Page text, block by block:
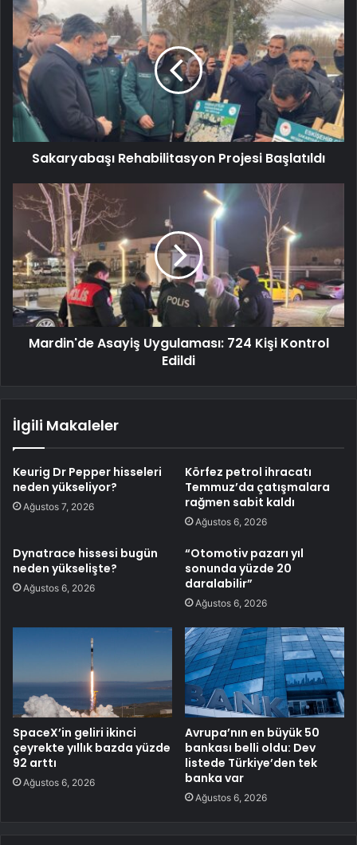
Sakaryabaşı Rehabilitasyon Projesi Başlatıldı
Mardin'de Asayiş Uygulaması: 724 Kişi Kontrol
Edildi
İlgili Makaleler
Keurig Dr Pepper hisseleri
neden yükseliyor?
Ağustos 7, 2026
Körfez petrol ihracatı
Temmuz’da çatışmalara
rağmen sabit kaldı
Ağustos 6, 2026
Dynatrace hissesi bugün
neden yükselişte?
Ağustos 6, 2026
“Otomotiv pazarı yıl
sonunda yüzde 20
daralabilir”
Ağustos 6, 2026
SpaceX’in geliri ikinci
çeyrekte yıllık bazda yüzde
92 arttı
Ağustos 6, 2026
Avrupa’nın en büyük 50
bankası belli oldu: Dev
listede Türkiye’den tek
banka var
Ağustos 6, 2026